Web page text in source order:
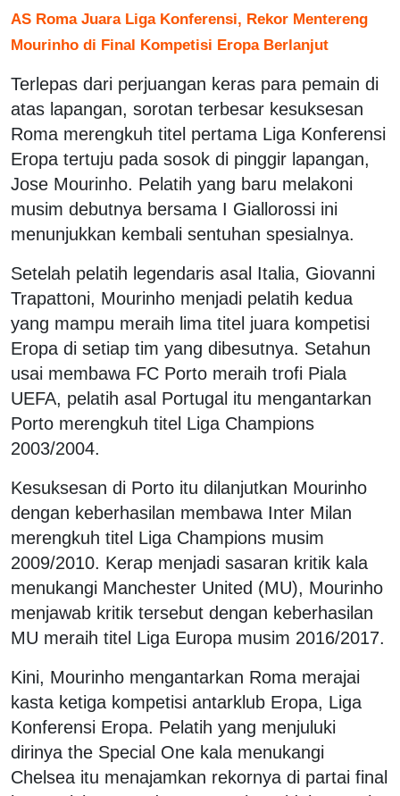
AS Roma Juara Liga Konferensi, Rekor Mentereng
Mourinho di Final Kompetisi Eropa Berlanjut
Terlepas dari perjuangan keras para pemain di
atas lapangan, sorotan terbesar kesuksesan
Roma merengkuh titel pertama Liga Konferensi
Eropa tertuju pada sosok di pinggir lapangan,
Jose Mourinho. Pelatih yang baru melakoni
musim debutnya bersama I Giallorossi ini
menunjukkan kembali sentuhan spesialnya.
Setelah pelatih legendaris asal Italia, Giovanni
Trapattoni, Mourinho menjadi pelatih kedua
yang mampu meraih lima titel juara kompetisi
Eropa di setiap tim yang dibesutnya. Setahun
usai membawa FC Porto meraih trofi Piala
UEFA, pelatih asal Portugal itu mengantarkan
Porto merengkuh titel Liga Champions
2003/2004.
Kesuksesan di Porto itu dilanjutkan Mourinho
dengan keberhasilan membawa Inter Milan
merengkuh titel Liga Champions musim
2009/2010. Kerap menjadi sasaran kritik kala
menukangi Manchester United (MU), Mourinho
menjawab kritik tersebut dengan keberhasilan
MU meraih titel Liga Europa musim 2016/2017.
Kini, Mourinho mengantarkan Roma merajai
kasta ketiga kompetisi antarklub Eropa, Liga
Konferensi Eropa. Pelatih yang menjuluki
dirinya the Special One kala menukangi
Chelsea itu menajamkan rekornya di partai final